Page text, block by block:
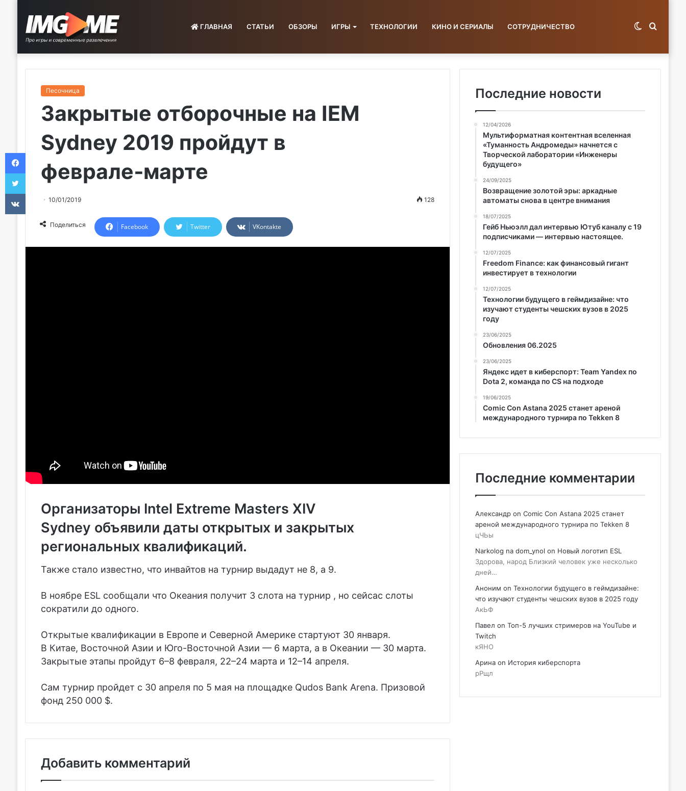
ГЛАВНАЯ СТАТЬИ ОБЗОРЫ ИГРЫ ТЕХНОЛОГИИ КИНО И СЕРИАЛЫ СОТРУДНИЧЕСТВО Switch
Песочница
Закрытые отборочные на IEM
Sydney 2019 пройдут в
феврале‑марте
10/01/2019 128
Поделиться Facebook Twitter VKontakte
Организаторы Intel Extreme Masters XIV
Sydney объявили даты открытых и закрытых
региональных квалификаций.
Также стало известно, что инвайтов на турнир выдадут не 8, а 9.
В ноябре ESL сообщали что Океания получит 3 слота на турнир , но сейсас слоты
сократили до одного.
Открытые квалификации в Европе и Северной Америке стартуют 30 января.
В Китае, Восточной Азии и Юго-Восточной Азии — 6 марта, а в Океании — 30 марта.
Закрытые этапы пройдут 6–8 февраля, 22–24 марта и 12–14 апреля.
Сам турнир пройдет с 30 апреля по 5 мая на площадке Qudos Bank Arena. Призовой
фонд 250 000 $.
Добавить комментарий
Последние новости
12/04/2026
Мультиформатная контентная вселенная
«Туманность Андромеды» начнется с
Творческой лаборатории «Инженеры
будущего»
24/09/2025
Возвращение золотой эры: аркадные
автоматы снова в центре внимания
18/07/2025
Гейб Ньюэлл дал интервью Ютуб каналу с 19
подписчиками — интервью настоящее.
12/07/2025
Freedom Finance: как финансовый гигант
инвестирует в технологии
12/07/2025
Технологии будущего в геймдизайне: что
изучают студенты чешских вузов в 2025
году
23/06/2025
Обновления 06.2025
23/06/2025
Яндекс идет в киберспорт: Team Yandex по
Dota 2, команда по CS на подходе
19/06/2025
Comic Con Astana 2025 станет ареной
международного турнира по Tekken 8
Последние комментарии
Александр on Comic Con Astana 2025 станет
ареной международного турнира по Tekken 8
цЧЬы
Narkolog na dom_ynol on Новый логотип ESL
Здорова, народ Близкий человек уже несколько
дней…
Аноним on Технологии будущего в геймдизайне:
что изучают студенты чешских вузов в 2025 году
АкЬФ
Павел on Топ-5 лучших стримеров на YouTube и
Twitch
кЯНО
Арина on История киберспорта
рРщл
Facebook
Twitter